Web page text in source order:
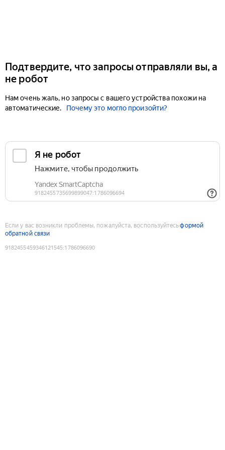
Подтвердите, что запросы отправляли вы, а
не робот
Нам очень жаль, но запросы с вашего устройства похожи на
автоматические.
Почему это могло произойти?
Если у вас возникли проблемы, пожалуйста, воспользуйтесьформой
обратной связи
9182455459346121545:1786096690